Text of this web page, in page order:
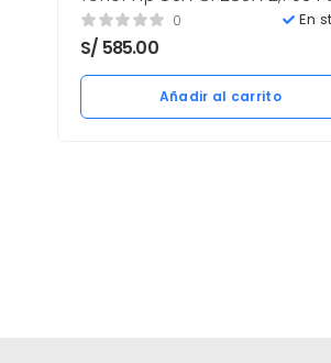
LaserJet Pro 400 Nuevo
0 En
S/ 585.00
Añadir al carrito